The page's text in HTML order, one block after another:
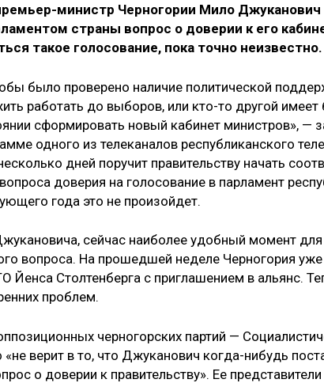
министр Черногории Мило Джуканович
страны вопрос о доверии к его
такое голосование, пока точно неизвестно.
было проверено наличие политической
работать до выборов, или кто-то другой имеет
сформировать новый кабинет министров», —
одного из телеканалов республиканского
дней поручит правительству начать
доверия на голосование в парламент
года это не произойдет.
сейчас наиболее удобный момент для
вопроса. На прошедшей неделе Черногория
Йенса Столтенберга с приглашением в альянс.
проблем.
черногорских партий —
верит в то, что Джуканович когда-нибудь
о доверии к правительству». Ее